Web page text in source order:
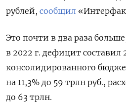
рублей, сообщил
Это почти в два раза
в 2022 г. дефицит составил
консолидированного
на 11,3% до 59 трлн руб.,
до 63 трлн.